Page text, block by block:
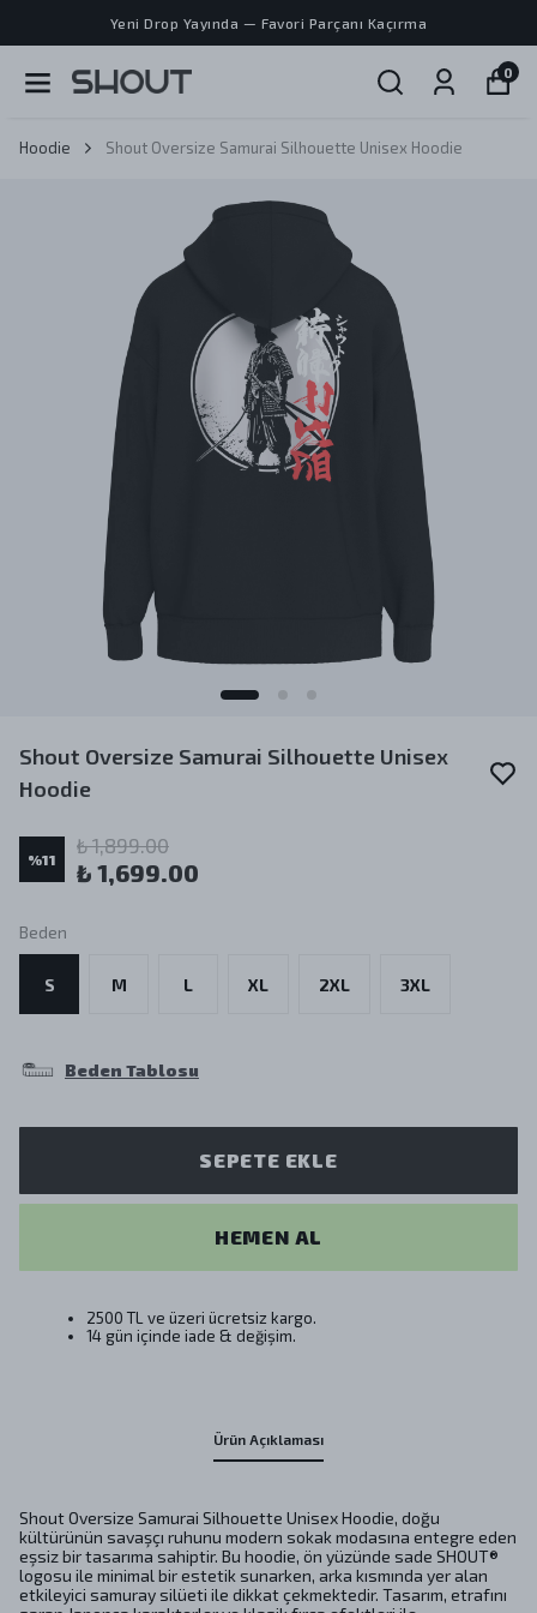
Yeni Drop Yayında — Favori Parçanı Kaçırma
0
Hoodie Shout Oversize Samurai Silhouette Unisex Hoodie
Shout Oversize Samurai Silhouette Unisex
Hoodie
%11
₺ 1,899.00
₺ 1,699.00
Beden
S M L XL 2XL 3XL
Beden Tablosu
SEPETE EKLE
HEMEN AL
2500 TL ve üzeri ücretsiz kargo.
14 gün içinde iade & değişim.
Ürün Açıklaması
Shout Oversize Samurai Silhouette Unisex Hoodie, doğu
kültürünün savaşçı ruhunu modern sokak modasına entegre eden
eşsiz bir tasarıma sahiptir. Bu hoodie, ön yüzünde sade SHOUT®
logosu ile minimal bir estetik sunarken, arka kısmında yer alan
etkileyici samuray silüeti ile dikkat çekmektedir. Tasarım, etrafını